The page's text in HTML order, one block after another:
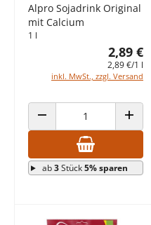
Alpro Sojadrink Original
mit Calcium
1 l
2,89 €
2,89 €/1 l
inkl. MwSt., zzgl. Versand
ANZAHL VERRINGERN
ab3Stück5% sparen